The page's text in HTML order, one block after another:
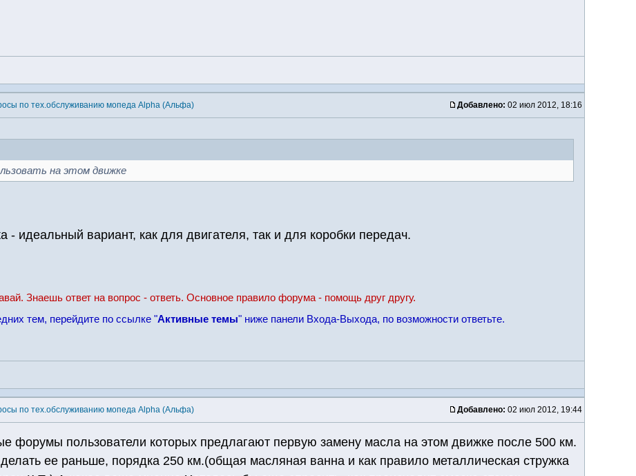
по тех.обслуживанию мопеда Alpha (Альфа) Добавлено: 02 июл 2012, 18:16
на этом движке
- идеальный вариант, как для двигателя, так и для коробки передач.
Знаешь ответ на вопрос - ответь. Основное правило форума - помощь друг другу.
тем, перейдите по ссылке "Активные темы" ниже панели Входа-Выхода, по возможности ответьте.
по тех.обслуживанию мопеда Alpha (Альфа) Добавлено: 02 июл 2012, 19:44
форумы пользователи которых предлагают первую замену масла на этом движке после 500 км.
ее раньше, порядка 250 км.(общая масляная ванна и как правило металлическая стружка